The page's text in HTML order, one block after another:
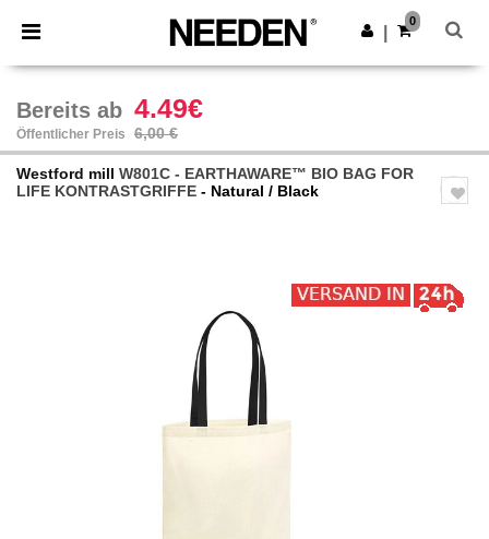
× Needen App
Bessere Preise in der App!
App holen
0
Bereits ab 4.49€
Öffentlicher Preis 6,00 €
Westford mill W801C - EARTHAWARE™ BIO BAG FOR
LIFE KONTRASTGRIFFE - Natural / Black